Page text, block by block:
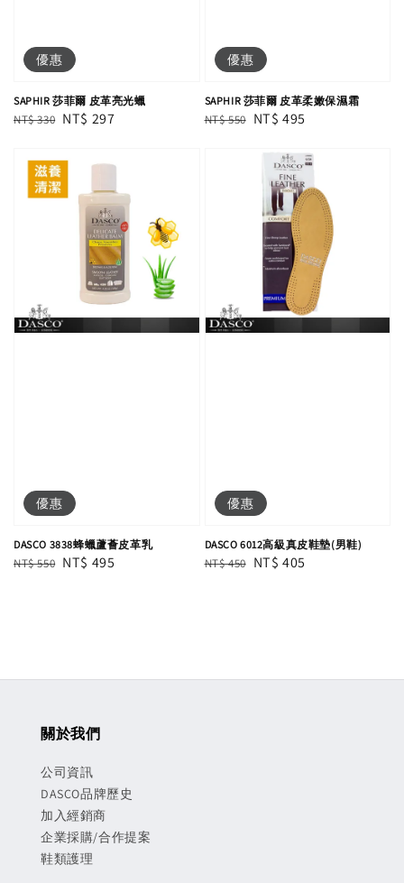
優惠
SAPHIR 莎菲爾 皮革亮光蠟
Regular
NT$ 330 Sale
NT$ 297
優惠
SAPHIR 莎菲爾 皮革柔嫩保濕霜
Regular
NT$ 550 Sale
NT$ 495
優惠
DASCO 3838蜂蠟蘆薈皮革乳
Regular
NT$ 550 Sale
NT$ 495
優惠
DASCO 6012高級真皮鞋墊(男鞋)
Regular
NT$ 450 Sale
NT$ 405
關於我們
公司資訊
DASCO品牌歷史
加入經銷商
企業採購/合作提案
鞋類護理